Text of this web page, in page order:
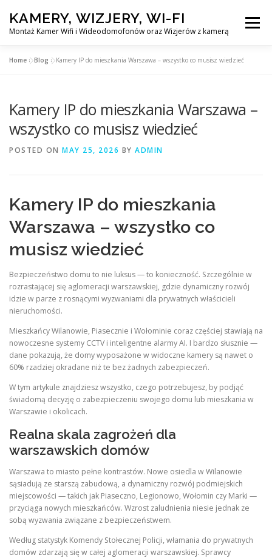
content
KAMERY, WIZJERY, WI-FI
Montaż Kamer Wifi i Wideodomofonów oraz Wizjerów z kamerą
Menu
MONTAŻ WIDEDOMOFONÓW
KONTAKT
Home »Blog »Kamery IP do mieszkania Warszawa – wszystko co musisz wiedzieć
Kamery IP do mieszkania Warszawa –
wszystko co musisz wiedzieć
POSTED ON MAY 25, 2026 BY ADMIN
Kamery IP do mieszkania
Warszawa – wszystko co
musisz wiedzieć
Bezpieczeństwo domu to nie luksus — to konieczność. Szczególnie w
rozrastającej się aglomeracji warszawskiej, gdzie dynamiczny rozwój
idzie w parze z rosnącymi wyzwaniami dla prywatnych właścicieli
nieruchomości.
Mieszkańcy Wilanowie, Piasecznie i Wołominie coraz częściej stawiają na
nowoczesne systemy CCTV i inteligentne alarmy AI. I bardzo słusznie —
dane pokazują, że domy wyposażone w widoczne kamery są nawet o
60% rzadziej okradane niż te bez żadnych zabezpieczeń.
W tym artykule znajdziesz wszystko, czego potrzebujesz, by podjąć
świadomą decyzję o zabezpieczeniu swojego domu lub mieszkania w
Warszawie i okolicach.
Realna skala zagrożeń dla
warszawskich domów
Warszawa to miasto pełne kontrastów. Nowe osiedla w Wilanowie
sąsiadują ze starszą zabudową, a dynamiczny rozwój podmiejskich
miejscowości — takich jak Piaseczno, Legionowo, Wołomin czy Marki —
przyciąga nowych mieszkańców. Wzrost zaludnienia niesie jednak ze
sobą wyzwania związane z bezpieczeństwem.
Według statystyk Komendy Stołecznej Policji, włamania do prywatnych
domów zdarzają się w całej aglomeracji warszawskiej. Sprawcy